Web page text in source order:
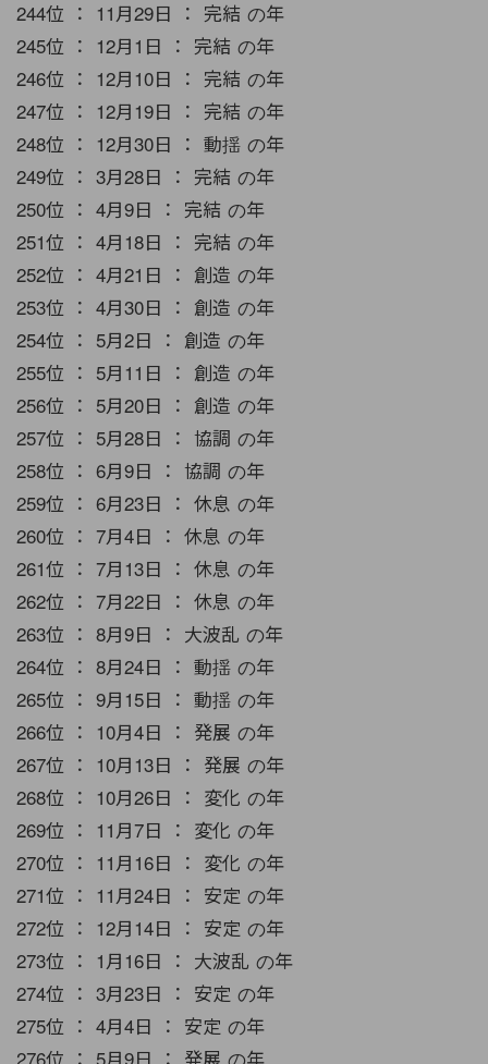
244位 ： 11月29日 ： 完結 の年
245位 ： 12月1日 ： 完結 の年
246位 ： 12月10日 ： 完結 の年
247位 ： 12月19日 ： 完結 の年
248位 ： 12月30日 ： 動揺 の年
249位 ： 3月28日 ： 完結 の年
250位 ： 4月9日 ： 完結 の年
251位 ： 4月18日 ： 完結 の年
252位 ： 4月21日 ： 創造 の年
253位 ： 4月30日 ： 創造 の年
254位 ： 5月2日 ： 創造 の年
255位 ： 5月11日 ： 創造 の年
256位 ： 5月20日 ： 創造 の年
257位 ： 5月28日 ： 協調 の年
258位 ： 6月9日 ： 協調 の年
259位 ： 6月23日 ： 休息 の年
260位 ： 7月4日 ： 休息 の年
261位 ： 7月13日 ： 休息 の年
262位 ： 7月22日 ： 休息 の年
263位 ： 8月9日 ： 大波乱 の年
264位 ： 8月24日 ： 動揺 の年
265位 ： 9月15日 ： 動揺 の年
266位 ： 10月4日 ： 発展 の年
267位 ： 10月13日 ： 発展 の年
268位 ： 10月26日 ： 変化 の年
269位 ： 11月7日 ： 変化 の年
270位 ： 11月16日 ： 変化 の年
271位 ： 11月24日 ： 安定 の年
272位 ： 12月14日 ： 安定 の年
273位 ： 1月16日 ： 大波乱 の年
274位 ： 3月23日 ： 安定 の年
275位 ： 4月4日 ： 安定 の年
276位 ： 5月9日 ： 発展 の年